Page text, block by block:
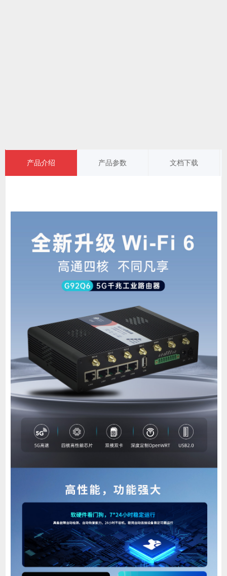
产品介绍 产品参数 文档下载